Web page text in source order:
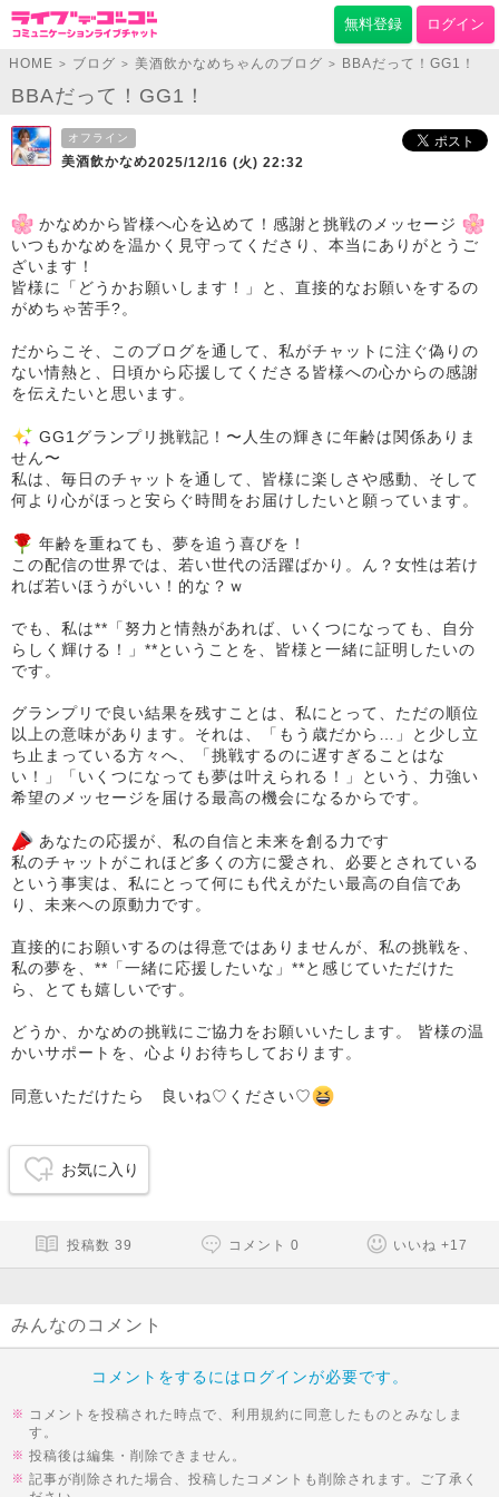
無料登録 ログイン
HOME > ブログ > 美酒飲かなめちゃんのブログ > BBAだって！GG1！
BBAだって！GG1！
オフライン
美酒飲かなめ2025/12/16 (火) 22:32
かなめから皆様へ心を込めて！感謝と挑戦のメッセージ
いつもかなめを温かく見守ってくださり、本当にありがとうご
ざいます！
皆様に「どうかお願いします！」と、直接的なお願いをするの
がめちゃ苦手?。
だからこそ、このブログを通して、私がチャットに注ぐ偽りの
ない情熱と、日頃から応援してくださる皆様への心からの感謝
を伝えたいと思います。
GG1グランプリ挑戦記！〜人生の輝きに年齢は関係ありま
せん〜
私は、毎日のチャットを通して、皆様に楽しさや感動、そして
何より心がほっと安らぐ時間をお届けしたいと願っています。
年齢を重ねても、夢を追う喜びを！
この配信の世界では、若い世代の活躍ばかり。ん？女性は若け
れば若いほうがいい！的な？ｗ
でも、私は**「努力と情熱があれば、いくつになっても、自分
らしく輝ける！」**ということを、皆様と一緒に証明したいの
です。
グランプリで良い結果を残すことは、私にとって、ただの順位
以上の意味があります。それは、「もう歳だから…」と少し立
ち止まっている方々へ、「挑戦するのに遅すぎることはな
い！」「いくつになっても夢は叶えられる！」という、力強い
希望のメッセージを届ける最高の機会になるからです。
あなたの応援が、私の自信と未来を創る力です
私のチャットがこれほど多くの方に愛され、必要とされている
という事実は、私にとって何にも代えがたい最高の自信であ
り、未来への原動力です。
直接的にお願いするのは得意ではありませんが、私の挑戦を、
私の夢を、**「一緒に応援したいな」**と感じていただけた
ら、とても嬉しいです。
どうか、かなめの挑戦にご協力をお願いいたします。 皆様の温
かいサポートを、心よりお待ちしております。
同意いただけたら 良いね♡ください♡
お気に入り
投稿数 39 コメント 0 いいね +17
みんなのコメント
コメントをするにはログインが必要です。
コメントを投稿された時点で、利用規約に同意したものとみなしま
す。
投稿後は編集・削除できません。
記事が削除された場合、投稿したコメントも削除されます。ご了承く